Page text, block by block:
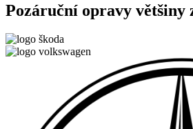
Pozáruční opravy většiny